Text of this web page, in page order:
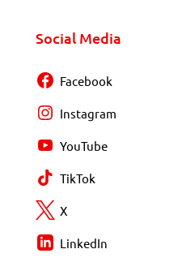
Social Media
Facebook
Instagram
YouTube
TikTok
X
LinkedIn